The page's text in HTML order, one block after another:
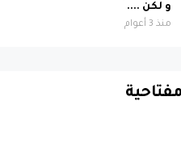
و لكن ....
منذ 3 أعوام